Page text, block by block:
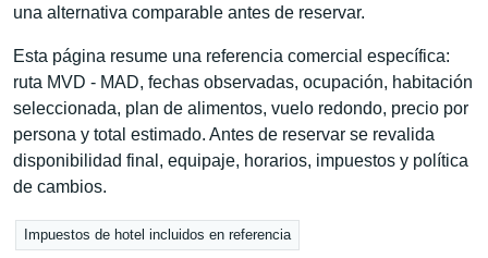
una alternativa comparable antes de reservar.
Esta página resume una referencia comercial específica:
ruta MVD - MAD, fechas observadas, ocupación, habitación
seleccionada, plan de alimentos, vuelo redondo, precio por
persona y total estimado. Antes de reservar se revalida
disponibilidad final, equipaje, horarios, impuestos y política
de cambios.
Impuestos de hotel incluidos en referencia